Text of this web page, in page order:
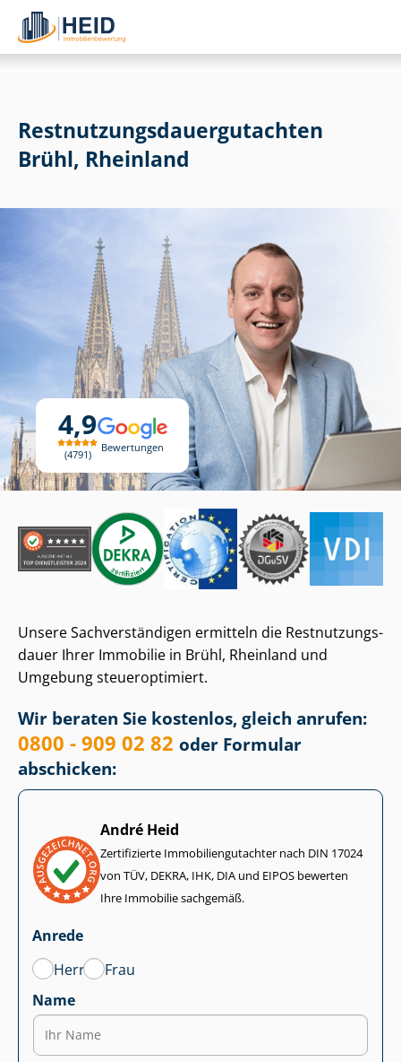
4,9
4791
Bewertungen
Rest­nut­zungs­dau­er­gut­ach­ten
Brühl, Rheinland
Unsere Sach­ver­stän­di­gen ermitteln die Rest­nut­zungs­
dau­er Ihrer Immobilie in Brühl, Rheinland und
Umgebung steueroptimiert.
Wir beraten Sie kostenlos, gleich anrufen:
0800 - 909 02 82 oder Formular
abschicken:
André Heid
Zertifizierte Im­mo­bi­li­en­gut­ach­ter nach DIN 17024
von TÜV, DEKRA, IHK, DIA und EIPOS bewerten
Ihre Immobilie sachgemäß.
Anrede
Herr
Frau
Name